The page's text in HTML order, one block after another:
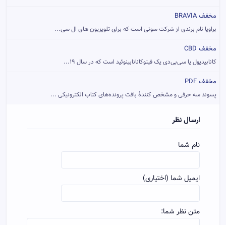
مخفف BRAVIA
براویا نام برندی از شرکت سونی است که برای تلویزیون های ال سی...
مخفف CBD
کانابیدیول یا سی‌بی‌دی یک فیتوکانانابینوئید است که در سال ۱۹...
مخفف PDF
پسوند سه حرفی و مشخص کنندهٔ بافت پرونده‌های کتاب الکترونیکی ...
ارسال نظر
نام شما
ایمیل شما (اختیاری)
متن نظر شما: